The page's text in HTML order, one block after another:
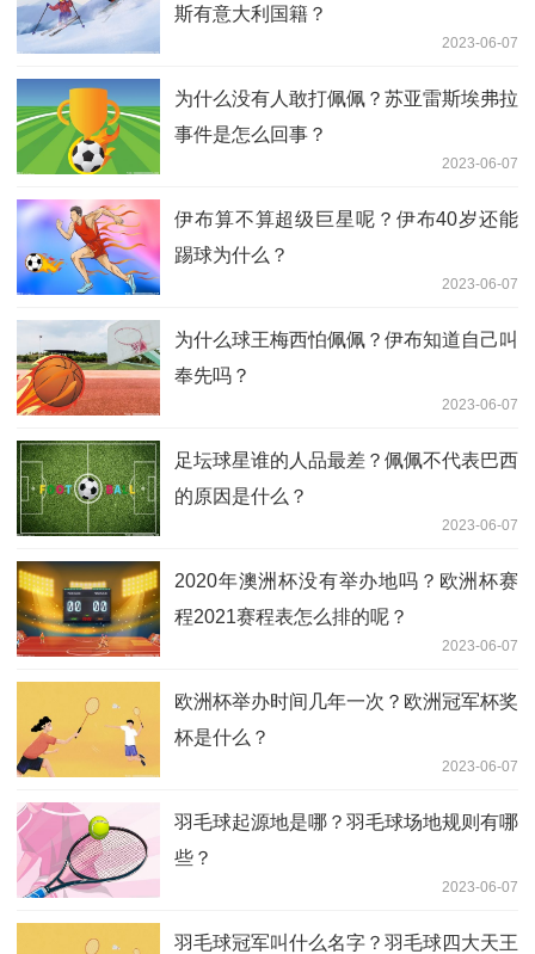
斯有意大利国籍？
2023-06-07
为什么没有人敢打佩佩？苏亚雷斯埃弗拉
事件是怎么回事？
2023-06-07
伊布算不算超级巨星呢？伊布40岁还能
踢球为什么？
2023-06-07
为什么球王梅西怕佩佩？伊布知道自己叫
奉先吗？
2023-06-07
足坛球星谁的人品最差？佩佩不代表巴西
的原因是什么？
2023-06-07
2020年澳洲杯没有举办地吗？欧洲杯赛
程2021赛程表怎么排的呢？
2023-06-07
欧洲杯举办时间几年一次？欧洲冠军杯奖
杯是什么？
2023-06-07
羽毛球起源地是哪？羽毛球场地规则有哪
些？
2023-06-07
羽毛球冠军叫什么名字？羽毛球四大天王